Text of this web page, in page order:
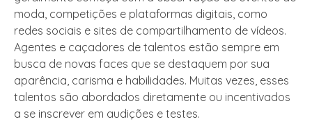
moda, competições e plataformas digitais, como
redes sociais e sites de compartilhamento de vídeos.
Agentes e caçadores de talentos estão sempre em
busca de novas faces que se destaquem por sua
aparência, carisma e habilidades. Muitas vezes, esses
talentos são abordados diretamente ou incentivados
a se inscrever em audições e testes.